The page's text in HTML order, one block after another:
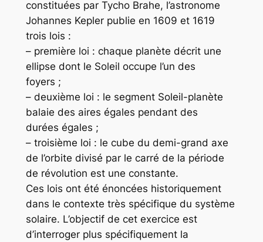
constituées par Tycho Brahe, l’astronome
Johannes Kepler publie en 1609 et 1619
trois lois :
– première loi : chaque planète décrit une
ellipse dont le Soleil occupe l’un des
foyers ;
– deuxième loi : le segment Soleil-planète
balaie des aires égales pendant des
durées égales ;
– troisième loi : le cube du demi-grand axe
de l’orbite divisé par le carré de la période
de révolution est une constante.
Ces lois ont été énoncées historiquement
dans le contexte très spécifique du système
solaire. L’objectif de cet exercice est
d’interroger plus spécifiquement la